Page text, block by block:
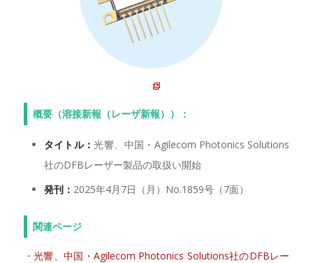
概要（溶接新報（レーザ新報））：
タイトル：光響、中国・Agilecom Photonics Solutions
社のDFBレーザー製品の取扱い開始
発刊： 2025年4月7日（月）No.1859号（7面）
関連ページ
・ 光響、中国・Agilecom Photonics Solutions社のDFBレー